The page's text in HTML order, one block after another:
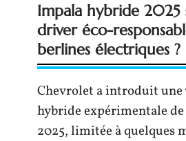
Impala hybride 2025
driver éco-
berlines électriques ?
Chevrolet a introduit une
hybride expérimentale
2025, limitée à quelques